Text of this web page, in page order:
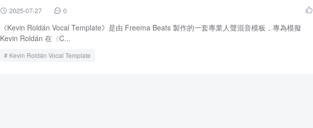
 2025-07-27  0 
《Kevin Roldán Vocal Template》是由 Freema Beats 製作的一套專業人聲混音模板，專為模擬
Kevin Roldán 在〈C...
Kevin Roldán Vocal Template